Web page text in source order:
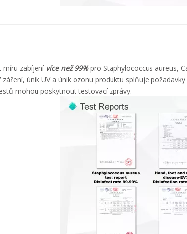
míru zabíjení více než 99%pro Staphylococcus aureus,
únik UV a únik ozonu produktu splňuje
mohou poskytnout testovací zprávy.